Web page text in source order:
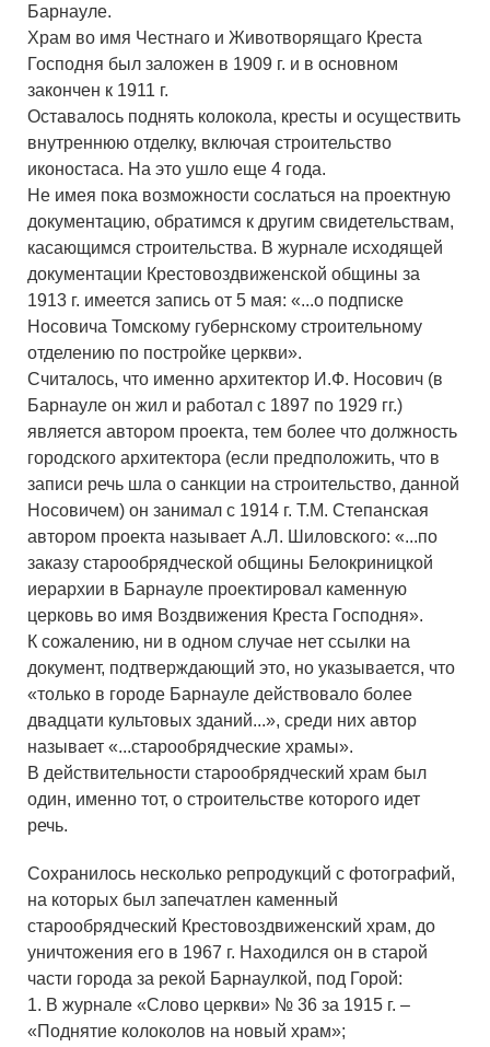
Барнауле.
Храм во имя Честнаго и Животворящаго Креста
Господня был заложен в 1909 г. и в основном
закончен к 1911 г.
Оставалось поднять колокола, кресты и осуществить
внутреннюю отделку, включая строительство
иконостаса. На это ушло еще 4 года.
Не имея пока возможности сослаться на проектную
документацию, обратимся к другим свидетельствам,
касающимся строительства. В журнале исходящей
документации Крестовоздвиженской общины за
1913 г. имеется запись от 5 мая: «...о подписке
Носовича Томскому губернскому строительному
отделению по постройке церкви».
Считалось, что именно архитектор И.Ф. Носович (в
Барнауле он жил и работал с 1897 по 1929 гг.)
является автором проекта, тем более что должность
городского архитектора (если предположить, что в
записи речь шла о санкции на строительство, данной
Носовичем) он занимал с 1914 г. Т.М. Степанская
автором проекта называет А.Л. Шиловского: «...по
заказу старообрядческой общины Белокриницкой
иерархии в Барнауле проектировал каменную
церковь во имя Воздвижения Креста Господня».
К сожалению, ни в одном случае нет ссылки на
документ, подтверждающий это, но указывается, что
«только в городе Барнауле действовало более
двадцати культовых зданий...», среди них автор
называет «...старообрядческие храмы».
В действительности старообрядческий храм был
один, именно тот, о строительстве которого идет
речь.
Сохранилось несколько репродукций с фотографий,
на которых был запечатлен каменный
старообрядческий Крестовоздвиженский храм, до
уничтожения его в 1967 г. Находился он в старой
части города за рекой Барнаулкой, под Горой:
1. В журнале «Слово церкви» № 36 за 1915 г. –
«Поднятие колоколов на новый храм»;